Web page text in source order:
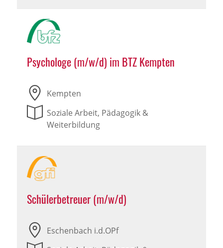
Psychologe (m/w/d) im BTZ Kempten
Kempten
Soziale Arbeit, Pädagogik &
Weiterbildung
Schülerbetreuer (m/w/d)
Eschenbach i.d.OPf